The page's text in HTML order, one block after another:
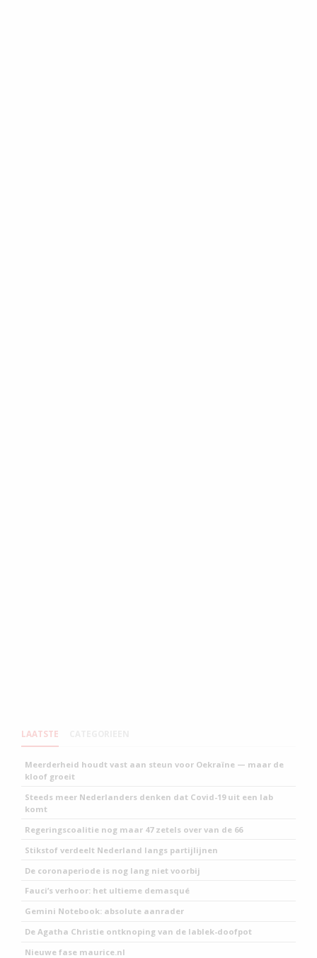
LAATSTE
Meerderheid houdt vast aan steun voor Oekraïne — maar de
kloof groeit
Steeds meer Nederlanders denken dat Covid-19 uit een lab
komt
Regeringscoalitie nog maar 47 zetels over van de 66
Stikstof verdeelt Nederland langs partijlijnen
De coronaperiode is nog lang niet voorbij
Fauci’s verhoor: het ultieme demasqué
Gemini Notebook: absolute aanrader
De Agatha Christie ontknoping van de lablek-doofpot
Nieuwe fase maurice.nl